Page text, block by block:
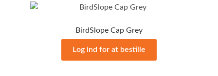
BirdSlope Cap Grey
Log ind for at bestille